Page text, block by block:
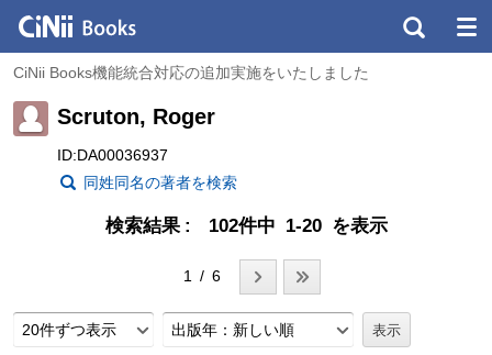
CiNii Books機能統合対応の追加実施をいたしました
Scruton, Roger
ID:DA00036937
同姓同名の著者を検索
検索結果 102件中 1-20 を表示
1 / 6
20件ずつ表示 出版年：新しい順